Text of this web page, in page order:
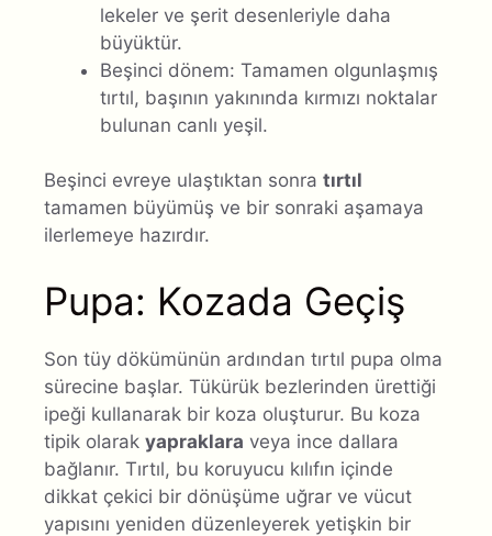
lekeler ve şerit desenleriyle daha
büyüktür.
Beşinci dönem: Tamamen olgunlaşmış
tırtıl, başının yakınında kırmızı noktalar
bulunan canlı yeşil.
Beşinci evreye ulaştıktan sonra tırtıl
tamamen büyümüş ve bir sonraki aşamaya
ilerlemeye hazırdır.
Pupa: Kozada Geçiş
Son tüy dökümünün ardından tırtıl pupa olma
sürecine başlar. Tükürük bezlerinden ürettiği
ipeği kullanarak bir koza oluşturur. Bu koza
tipik olarak yapraklara veya ince dallara
bağlanır. Tırtıl, bu koruyucu kılıfın içinde
dikkat çekici bir dönüşüme uğrar ve vücut
yapısını yeniden düzenleyerek yetişkin bir